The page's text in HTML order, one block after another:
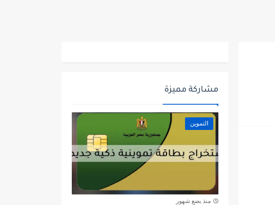
مشاركة مميزة
التموين
منذ بضع شهور